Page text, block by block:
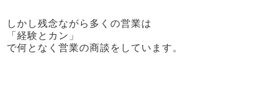
しかし残念ながら多くの営業は
「経験とカン」
で何となく営業の商談をしています。